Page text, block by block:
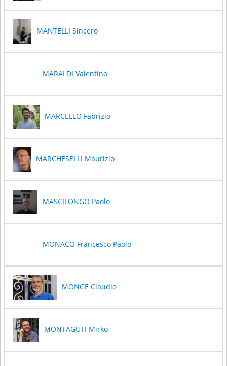
MANTELLI Sincero
MARALDI Valentino
MARCELLO Fabrizio
MARCHESELLI Maurizio
MASCILONGO Paolo
MONACO Francesco Paolo
MONGE Claudio
MONTAGUTI Mirko